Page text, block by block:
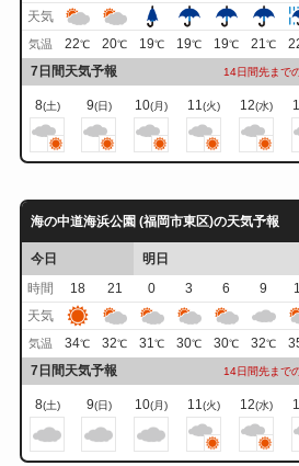
天気
気温 22℃ 20℃ 19℃ 19℃ 19℃ 21℃
7日間天気予報 14日間先まで
8(土) 9(日) 10(月) 11(火) 12(水)
海の中道海浜公園 (福岡市東区)の天気予報
今日
明日
時間
18 21 0 3 6 9
天気
気温 34℃ 32℃ 31℃ 30℃ 30℃ 32℃
7日間天気予報 14日間先まで
8(土) 9(日) 10(月) 11 (火) 12(水)